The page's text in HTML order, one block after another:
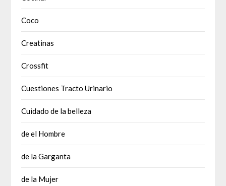
Coco
Creatinas
Crossfit
Cuestiones Tracto Urinario
Cuidado de la belleza
de el Hombre
de la Garganta
de la Mujer